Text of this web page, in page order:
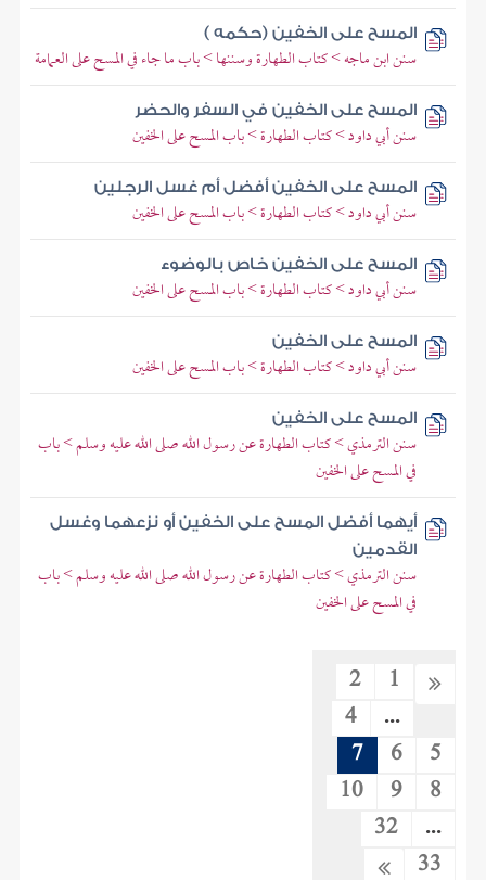
المسح على الخفين (حكمه )
سنن ابن ماجه > كتاب الطهارة وسننها > باب ما جاء في المسح على العمامة
المسح على الخفين في السفر والحضر
سنن أبي داود > كتاب الطهارة > باب المسح على الخفين
المسح على الخفين أفضل أم غسل الرجلين
سنن أبي داود > كتاب الطهارة > باب المسح على الخفين
المسح على الخفين خاص بالوضوء
سنن أبي داود > كتاب الطهارة > باب المسح على الخفين
المسح على الخفين
سنن أبي داود > كتاب الطهارة > باب المسح على الخفين
المسح على الخفين
سنن الترمذي > كتاب الطهارة عن رسول الله صلى الله عليه وسلم > باب
في المسح على الخفين
أيهما أفضل المسح على الخفين أو نزعهما وغسل
القدمين
سنن الترمذي > كتاب الطهارة عن رسول الله صلى الله عليه وسلم > باب
في المسح على الخفين
1
2
...
4
5
6
7
8
9
10
...
32
33